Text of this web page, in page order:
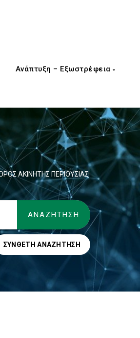
Ανάπτυξη – Εξωστρέφεια
ΑΚΙΝΗΤΗΣ ΠΕΡΙΟΥΣΙΑΣ
ΣΎΝΘΕΤΗ ΑΝΑΖΉΤΗΣΗ